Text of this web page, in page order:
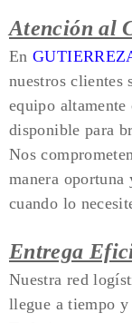
Atención al
En
nuestros clientes
equipo altamente
disponible para
Nos
manera oportuna
cuando lo
Entrega
Nuestra red
llegue a tiempo y